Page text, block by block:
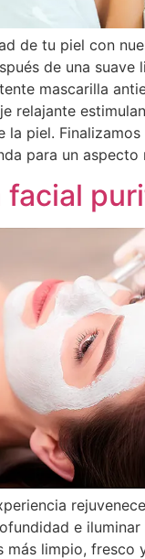
de tu piel con
de una suave
mascarilla
relajante
la piel. Finalizamos
para un aspecto
facial
e iluminar
más limpio, fresco